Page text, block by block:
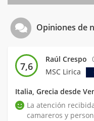
Opiniones de
7,6
Raúl Crespo
MSC Lirica
Italia, Grecia desde
La atención
camareros y